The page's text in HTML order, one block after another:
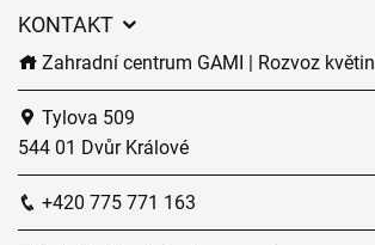
KONTAKT
Zahradní centrum GAMI | Rozvoz květin
Tylova 509
544 01 Dvůr Králové
+420 775 771 163